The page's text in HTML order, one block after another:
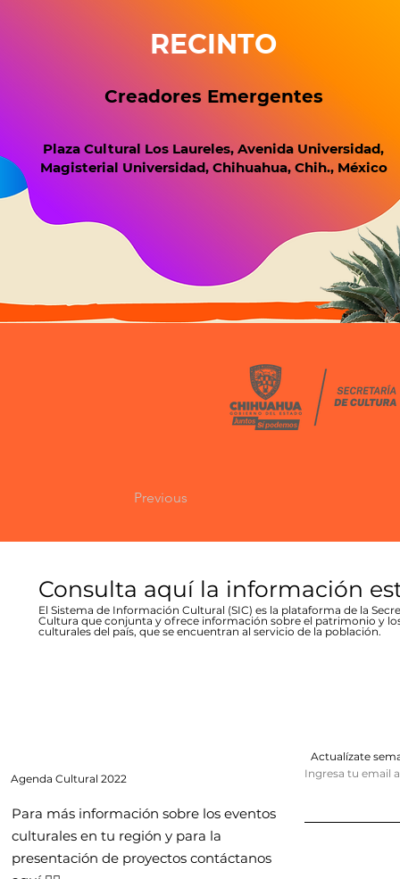
RECINTO
Creadores Emergentes
Plaza Cultural Los Laureles, Avenida Universidad,
Magisterial Universidad, Chihuahua, Chih., México
Previous
Consulta aquí la información
El Sistema de Información Cultural (SIC) es la plataforma de la
Cultura que conjunta y ofrece información sobre el patrimonio y
culturales del país, que se encuentran al servicio de la población.
Agenda Cultural 2022
Para más información sobre los eventos
culturales en tu región y para la
presentación de proyectos contáctanos
Actualízate
Ingresa tu email